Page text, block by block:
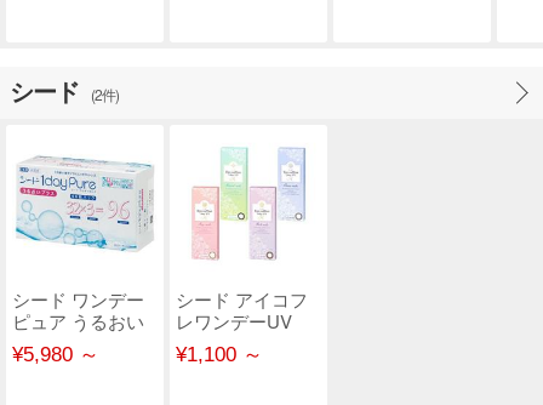
シード (2件)
シード ワンデー
ピュア うるおい
プラス 96枚パッ
ク
¥5,980 ～
シード アイコフ
レワンデーUV
M【10枚入】
¥1,100 ～